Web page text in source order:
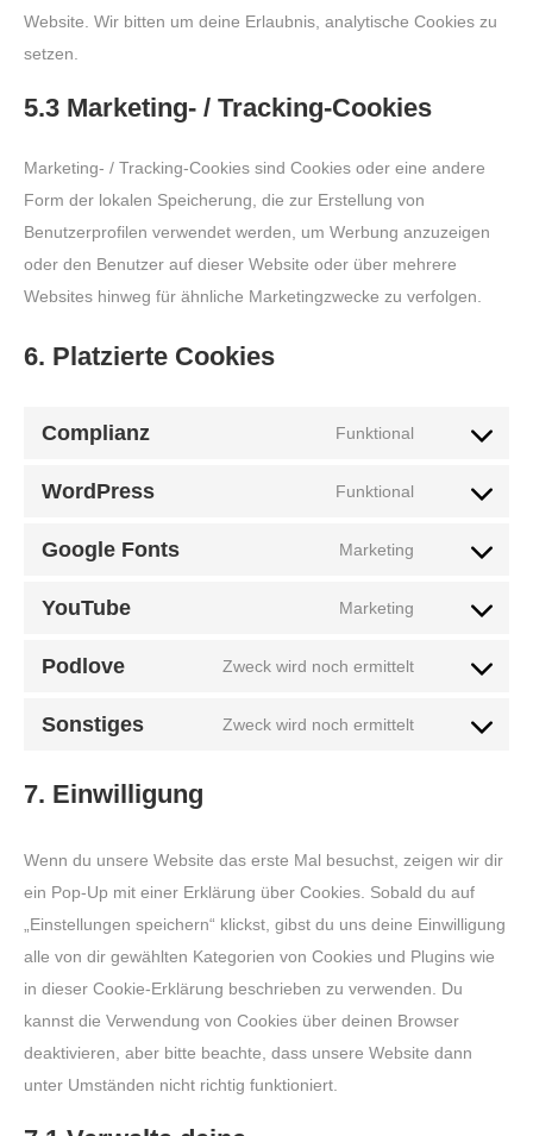
Website. Wir bitten um deine Erlaubnis, analytische Cookies zu
setzen.
5.3 Marketing- / Tracking-Cookies
Marketing- / Tracking-Cookies sind Cookies oder eine andere
Form der lokalen Speicherung, die zur Erstellung von
Benutzerprofilen verwendet werden, um Werbung anzuzeigen
oder den Benutzer auf dieser Website oder über mehrere
Websites hinweg für ähnliche Marketingzwecke zu verfolgen.
6. Platzierte Cookies
Complianz
Funktional
Consent
complianz
WordPress
Funktional
Consent
wordpress
Google Fonts
Marketing
Consent
google-
YouTube
Marketing
Consent
youtube
Podlove
Zweck wird noch ermittelt
Consent
Sonstiges
Zweck wird noch ermittelt
Consent
7. Einwilligung
Wenn du unsere Website das erste Mal besuchst, zeigen wir dir
ein Pop-Up mit einer Erklärung über Cookies. Sobald du auf
„Einstellungen speichern“ klickst, gibst du uns deine Einwilligung
alle von dir gewählten Kategorien von Cookies und Plugins wie
in dieser Cookie-Erklärung beschrieben zu verwenden. Du
kannst die Verwendung von Cookies über deinen Browser
deaktivieren, aber bitte beachte, dass unsere Website dann
unter Umständen nicht richtig funktioniert.